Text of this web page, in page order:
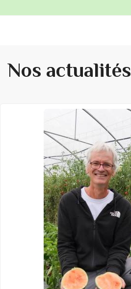
Nos actualités